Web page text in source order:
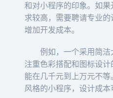
和对小程序的印象。如
求较高，需要聘请专业
增加开发成本。
例如，一个采用简
注重色彩搭配和图标设
能在几千元到上万元不
风格的小程序，设计成本